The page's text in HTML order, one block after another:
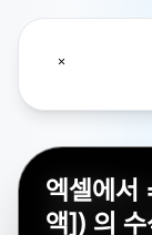
엑셀에
액]) 의